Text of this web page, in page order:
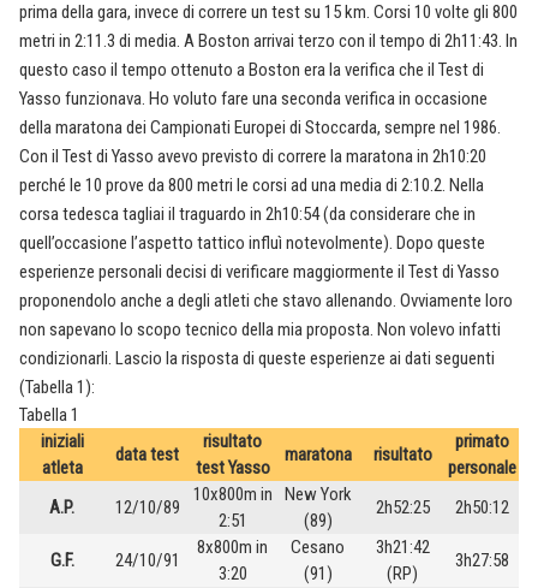
prima della gara, invece di correre un test su 15 km. Corsi 10 volte gli 800
metri in 2:11.3 di media. A Boston arrivai terzo con il tempo di 2h11:43. In
questo caso il tempo ottenuto a Boston era la verifica che il Test di
Yasso funzionava. Ho voluto fare una seconda verifica in occasione
della maratona dei Campionati Europei di Stoccarda, sempre nel 1986.
Con il Test di Yasso avevo previsto di correre la maratona in 2h10:20
perché le 10 prove da 800 metri le corsi ad una media di 2:10.2. Nella
corsa tedesca tagliai il traguardo in 2h10:54 (da considerare che in
quell’occasione l’aspetto tattico influì notevolmente). Dopo queste
esperienze personali decisi di verificare maggiormente il Test di Yasso
proponendolo anche a degli atleti che stavo allenando. Ovviamente loro
non sapevano lo scopo tecnico della mia proposta. Non volevo infatti
condizionarli. Lascio la risposta di queste esperienze ai dati seguenti
(Tabella 1):
Tabella 1
iniziali
atleta
data test
risultato
test Yasso
maratona risultato
primato
personale
A.P.
12/10/89
10x800m in
2:51
New York
(89)
2h52:25 2h50:12
G.F. 24/10/91
8x800m in
3:20
Cesano
(91)
3h21:42
(RP)
3h27:58